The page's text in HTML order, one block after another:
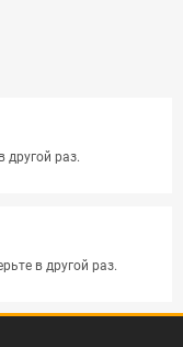
другой раз.
в другой раз.